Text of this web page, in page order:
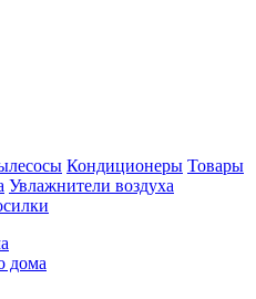
Кондиционеры Товары
Увлажнители воздуха
дома